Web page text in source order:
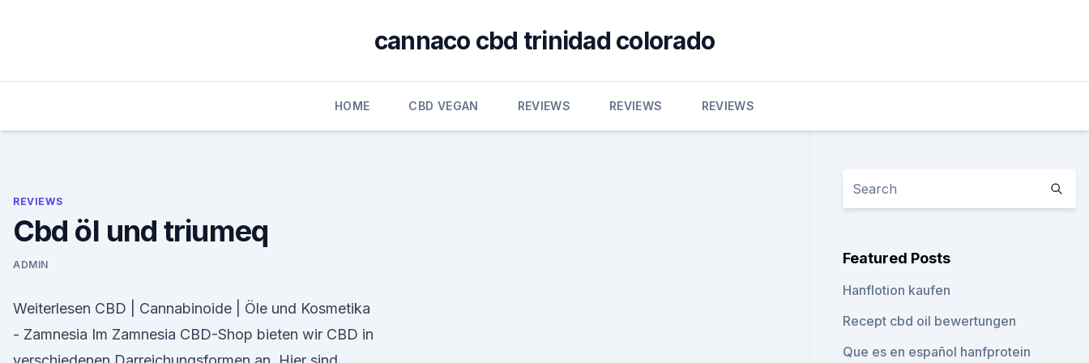
cannaco cbd trinidad colorado
HOME CBD VEGAN REVIEWS REVIEWS REVIEWS
REVIEWS
Cbd öl und triumeq
ADMIN
Weiterlesen CBD | Cannabinoide | Öle und Kosmetika
- Zamnesia Im Zamnesia CBD-Shop bieten wir CBD in
Featured Posts
Hanflotion kaufen
Recept cbd oil bewertungen
Que es en español hanfprotein